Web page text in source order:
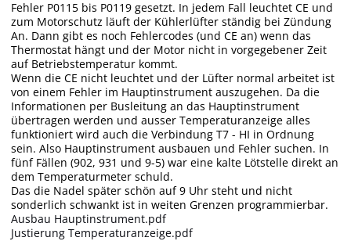
Fehler P0115 bis P0119 gesetzt. In jedem Fall leuchtet CE und
zum Motorschutz läuft der Kühlerlüfter ständig bei Zündung
An. Dann gibt es noch Fehlercodes (und CE an) wenn das
Thermostat hängt und der Motor nicht in vorgegebener Zeit
auf Betriebstemperatur kommt.
Wenn die CE nicht leuchtet und der Lüfter normal arbeitet ist
von einem Fehler im Hauptinstrument auszugehen. Da die
Informationen per Busleitung an das Hauptinstrument
übertragen werden und ausser Temperaturanzeige alles
funktioniert wird auch die Verbindung T7 - HI in Ordnung
sein. Also Hauptinstrument ausbauen und Fehler suchen. In
fünf Fällen (902, 931 und 9-5) war eine kalte Lötstelle direkt an
dem Temperaturmeter schuld.
Das die Nadel später schön auf 9 Uhr steht und nicht
sonderlich schwankt ist in weiten Grenzen programmierbar.
Ausbau Hauptinstrument.pdf
Justierung Temperaturanzeige.pdf